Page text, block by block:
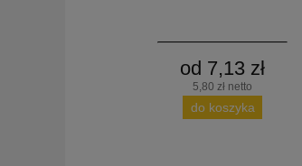
od 7,13 zł
5,80 zł netto
do koszyka